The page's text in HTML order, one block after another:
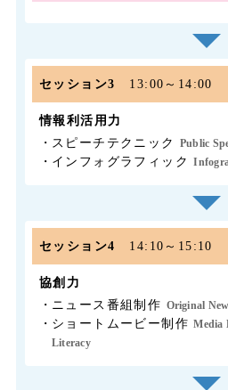
セッション3 13:00～14:00
情報利活用力
・ スピーチテクニック Public
・インフォグラフィック
セッション4 14:10～15:10
協創力
・ニュース番組制作 Original
・ショートムービー制作 Media
Literacy